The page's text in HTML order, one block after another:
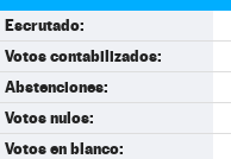
Escrutado:
Votos contabilizados:
Abstenciones:
Votos nulos:
Votos en blanco: